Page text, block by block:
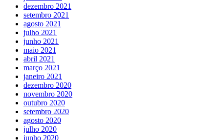
dezembro 2021
setembro 2021
agosto 2021
julho 2021
junho 2021
maio 2021
abril 2021
março 2021
janeiro 2021
dezembro 2020
novembro 2020
outubro 2020
setembro 2020
agosto 2020
julho 2020
junho 2020